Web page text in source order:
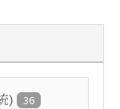
) 36